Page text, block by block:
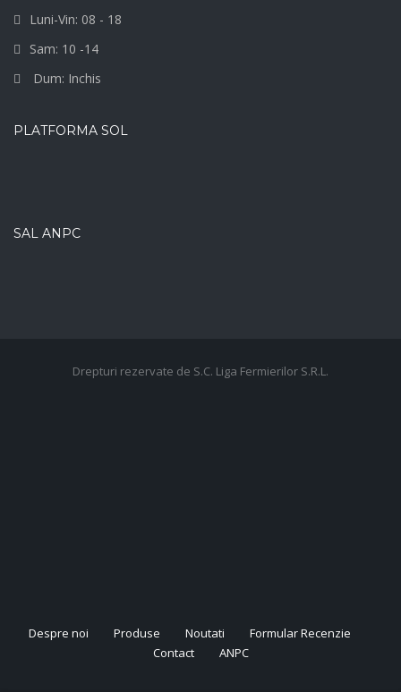
Luni-Vin: 08 - 18
Sam: 10 -14
Dum: Inchis
PLATFORMA SOL
SAL ANPC
Drepturi rezervate de S.C. Liga Fermierilor S.R.L.
Despre noi Produse Noutati
Formular Recenzie
Contact
ANPC